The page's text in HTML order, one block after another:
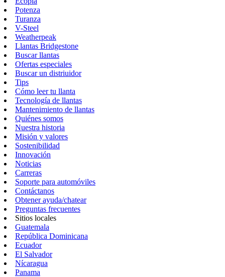
Potenza
Turanza
V-Steel
Weatherpeak
Llantas Bridgestone
Buscar llantas
Ofertas especiales
Buscar un distriuidor
Tips
Cómo leer tu llanta
Tecnología de llantas
Mantenimiento de llantas
Quiénes somos
Nuestra historia
Misión y valores
Sostenibilidad
Innovación
Noticias
Carreras
Soporte para automóviles
Contáctanos
Obtener ayuda/chatear
Preguntas frecuentes
Sitios locales
Guatemala
República Dominicana
Ecuador
El Salvador
Nícaragua
Panama